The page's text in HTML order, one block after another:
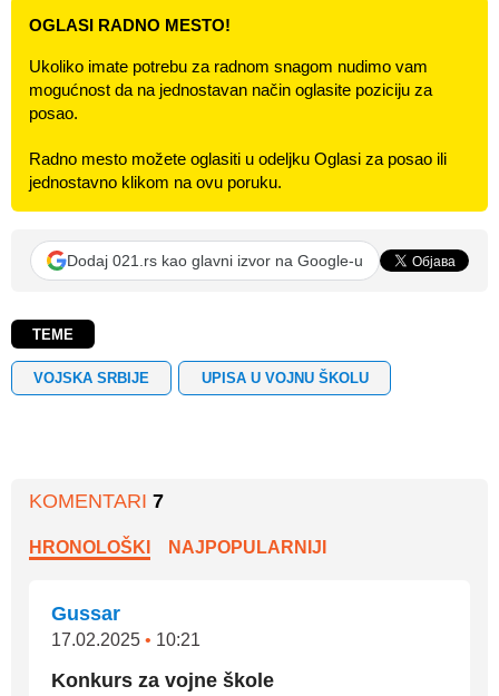
OGLASI RADNO MESTO!
Ukoliko imate potrebu za radnom snagom nudimo vam
mogućnost da na jednostavan način oglasite poziciju za
posao.
Radno mesto možete oglasiti u odeljku Oglasi za posao ili
jednostavno klikom na ovu poruku.
Dodaj 021.rs kao glavni izvor na Google-u
TEME
VOJSKA SRBIJE UPISA U VOJNU ŠKOLU
KOMENTARI 7
HRONOLOŠKI NAJPOPULARNIJI
Gussar
17.02.2025 • 10:21
Konkurs za vojne škole